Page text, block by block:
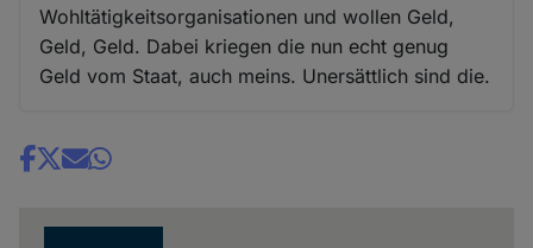
Wohltätigkeitsorganisationen und wollen Geld,
Geld, Geld. Dabei kriegen die nun echt genug
Geld vom Staat, auch meins. Unersättlich sind die.
Share